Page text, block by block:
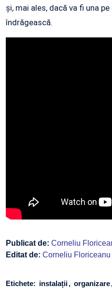
și, mai ales, dacă va fi una
îndrăgească.
Publicat de: Corneliu
Editat de: Corneliu Floriceanu
Etichete: instalații organizare